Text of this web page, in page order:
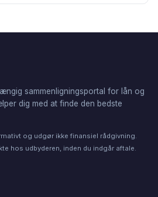
sammenligningsportal for lån og
dig med at finde den bedste
og udgør ikke finansiel rådgivning.
hos udbyderen, inden du indgår aftale.